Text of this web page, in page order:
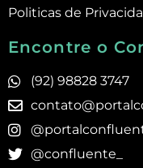
Politicas de
Encontre o
(92) 98828 3747
@confluente_